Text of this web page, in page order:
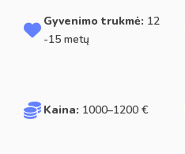
Gyvenimo trukmė: 12
-15 metų
Kaina: 1000–1200 €